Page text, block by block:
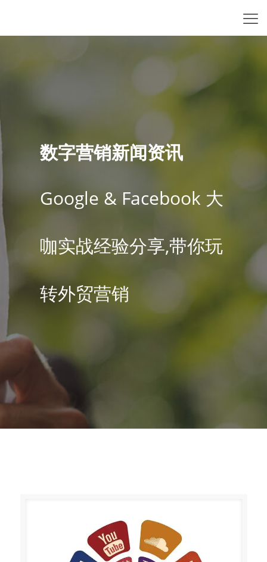
数字营销新闻资讯
Google & Facebook 大
咖实战经验分享,带你玩
转外贸营销